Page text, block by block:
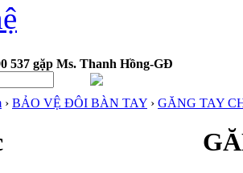
537 gặp Ms. Thanh Hồng-GĐ
› BẢO VỆ ĐÔI BÀN TAY › GĂNG TAY